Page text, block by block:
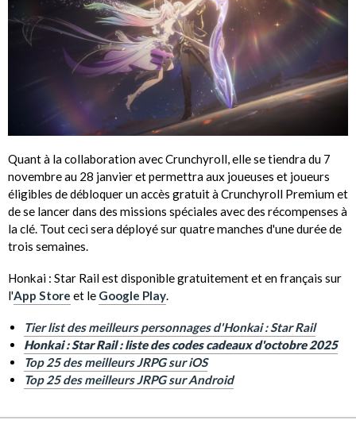
Quant à la collaboration avec Crunchyroll, elle se tiendra du 7
novembre au 28 janvier et permettra aux joueuses et joueurs
éligibles de débloquer un accès gratuit à Crunchyroll Premium et
de se lancer dans des missions spéciales avec des récompenses à
la clé. Tout ceci sera déployé sur quatre manches d'une durée de
trois semaines.
Honkai : Star Rail est disponible gratuitement et en français sur
l'App Store et le Google Play.
Tier list des meilleurs personnages d'Honkai : Star Rail
Honkai : Star Rail : liste des codes cadeaux d'octobre 2025
Top 25 des meilleurs JRPG sur iOS
Top 25 des meilleurs JRPG sur Android